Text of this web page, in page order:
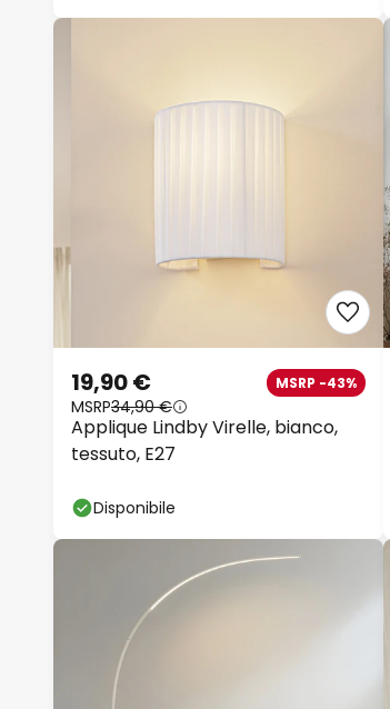
Applique Lindby Virelle, bianco,
tessuto, E27
19,90 € MSRP -43%
MSRP34,90 €
Disponibile